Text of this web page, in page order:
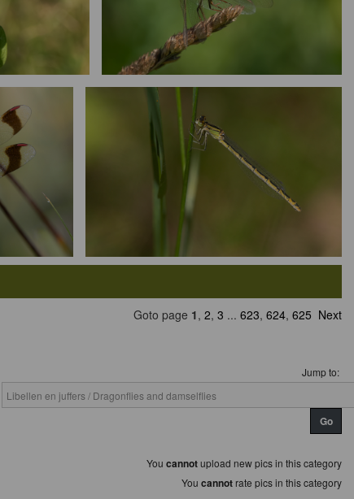
Goto page 1, 2, 3 ... 623, 624, 625 Next
Jump to:
You cannotupload new pics in this category
You cannot rate pics in this category